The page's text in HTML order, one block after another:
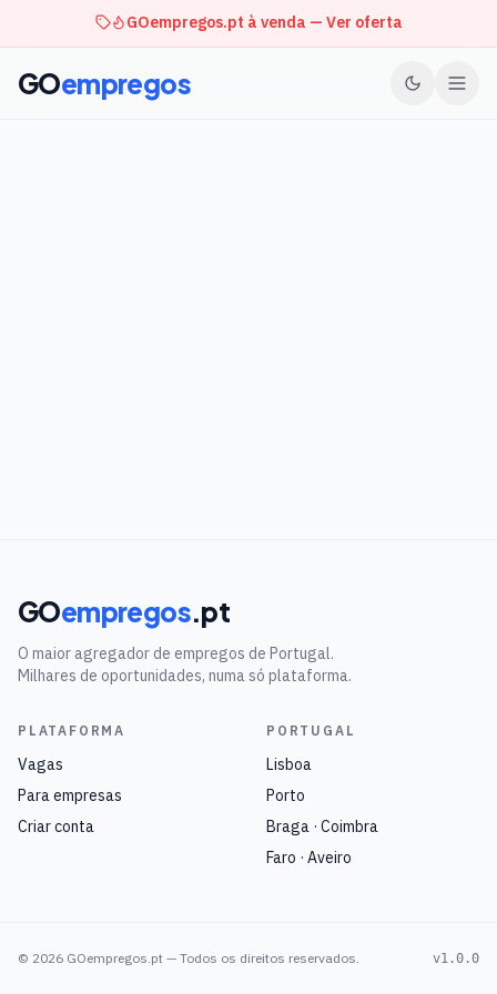
GOempregos.pt à venda — Ver oferta
GOempregos
GOempregos.pt
O maior agregador de empregos de Portugal.
Milhares de oportunidades, numa só plataforma.
PLATAFORMA
Vagas
Para empresas
Criar conta
PORTUGAL
Lisboa
Porto
Braga · Coimbra
Faro · Aveiro
© 2026 GOempregos.pt — Todos os direitos reservados. v1.0.0